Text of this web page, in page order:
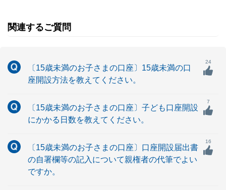
関連するご質問
〔15歳未満のお子さまの口座〕15歳未満の口
座開設方法を教えてください。
24
〔15歳未満のお子さまの口座〕子ども口座開設
にかかる日数を教えてください。
7
〔15歳未満のお子さまの口座〕口座開設届出書
の自署欄等の記入について親権者の代筆でよい
ですか。
16